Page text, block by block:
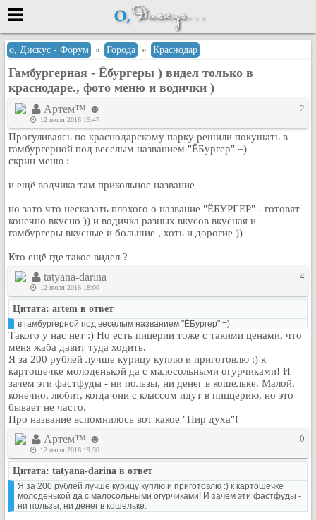
Меню
или войти через
Вход с 7ooo.ru
Регистрация
Данные авторизации одинаковые с
Форумы
Главная
Поиск
Новые сообщения
Беседы
Игры
Кулинария
Физкультура и спорт
Видео и Кино
Авто. Мото.
Космос
Домашние питомцы
Медицина
Компьютер
Ещё
Пользователи / Поиск
Группы
о, Дискус - Форум » Города » Краснодар
Гамбургерная - Ёбургеры ) видел только в
краснодаре., фото меню и водички )
Артем™ ☻
12 июля 2016 15:47
2
Прогуливаясь по краснодарскому парку решили покушать в
гамбургерной под веселым названием "ЁБургер" =)
скрин меню :
и ещё водчика там прикольное название
но зато что несказать плохого о название "ЁБУРГЕР" - готовят
конечно вкусно )) и водичка разных вкусов вкусная и
гамбургеры вкусные и большие , хоть и дорогие ))
Кто ещё где такое видел ?
tatyana-darina
12 июля 2016 18:00
4
Цитата: artem в ответ
в гамбургерной под веселым названием "ЁБургер" =)
Такого у нас нет :) Но есть пицерии тоже с такими ценами, что
меня жаба давит туда ходить.
Я за 200 рублей лучше курицу куплю и приготовлю :) к
картошечке молоденькой да с малосольными огурчиками! И
зачем эти фастфуды - ни пользы, ни денег в кошельке. Малой,
конечно, любит, когда они с классом идут в пиццерию, но это
бывает не часто.
Про название вспомнилось вот какое "Пир духа"!
Артем™ ☻
12 июля 2016 19:30
0
Цитата: tatyana-darina в ответ
Я за 200 рублей лучше курицу куплю и приготовлю :) к картошечке
молоденькой да с малосольными огурчиками! И зачем эти фастфуды -
ни пользы, ни денег в кошельке.